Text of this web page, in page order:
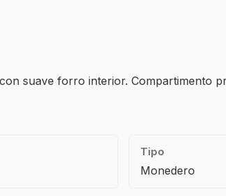
suave forro interior. Compartimento
Tipo
Monedero